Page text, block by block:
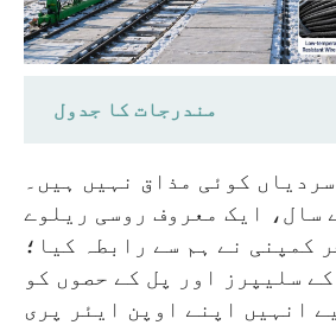
مندرجات کا جدول
سردیوں کے لیے انجینئرڈ
گینٹری کرین
-40°C کے لیے اپنی مرضی کے مطابق بنایا
کوئی مذاق نہیں ہیں۔
سال، ایک معروف روسی ریلوے
کمپنی نے ہم سے رابطہ کیا؛
سلیپرز اور پل کے حصوں کو
انہیں اپنے اوپن ایئر پری